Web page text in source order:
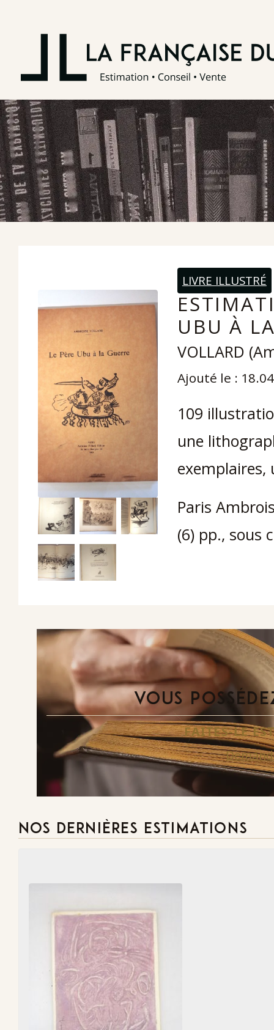
LIVRE ILLUSTRÉ
UBU À
VOLLARD
Ajouté le :
109
une
exemplaires,
Paris
(6) pp., sous
VOUS
FAITES-LE
NOS DERNIÈRES ESTIMATIONS